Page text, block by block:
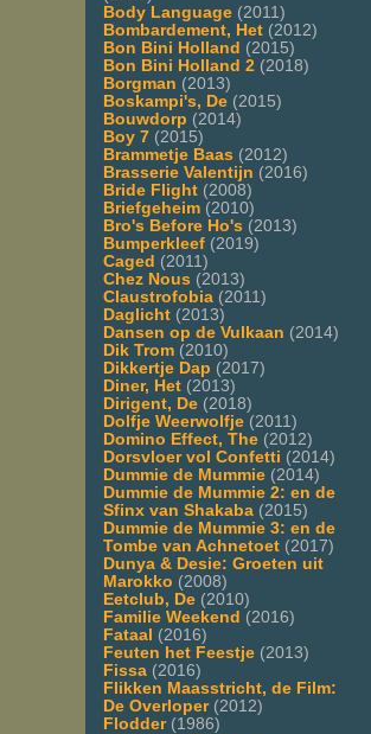
Body Language (2011)
Bombardement, Het (2012)
Bon Bini Holland (2015)
Bon Bini Holland 2 (2018)
Borgman (2013)
Boskampi's, De (2015)
Bouwdorp (2014)
Boy 7 (2015)
Brammetje Baas (2012)
Brasserie Valentijn (2016)
Bride Flight (2008)
Briefgeheim (2010)
Bro's Before Ho's (2013)
Bumperkleef (2019)
Caged (2011)
Chez Nous (2013)
Claustrofobia (2011)
Daglicht (2013)
Dansen op de Vulkaan (2014)
Dik Trom (2010)
Dikkertje Dap (2017)
Diner, Het (2013)
Dirigent, De (2018)
Dolfje Weerwolfje (2011)
Domino Effect, The (2012)
Dorsvloer vol Confetti (2014)
Dummie de Mummie (2014)
Dummie de Mummie 2: en de
Sfinx van Shakaba (2015)
Dummie de Mummie 3: en de
Tombe van Achnetoet (2017)
Dunya & Desie: Groeten uit
Marokko (2008)
Eetclub, De (2010)
Familie Weekend (2016)
Fataal (2016)
Feuten het Feestje (2013)
Fissa (2016)
Flikken Maasstricht, de Film:
De Overloper(2012)
Flodder(1986)